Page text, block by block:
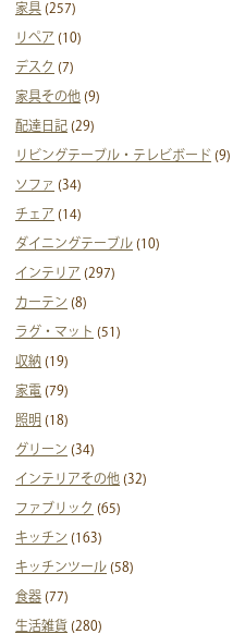
家具 (257)
リペア (10)
デスク (7)
家具その他 (9)
配達日記 (29)
リビングテーブル・テレビボード (9)
ソファ (34)
チェア (14)
ダイニングテーブル (10)
インテリア (297)
カーテン (8)
ラグ・マット (51)
収納 (19)
家電 (79)
照明 (18)
グリーン (34)
インテリアその他 (32)
ファブリック (65)
キッチン (163)
キッチンツール (58)
食器 (77)
生活雑貨 (280)